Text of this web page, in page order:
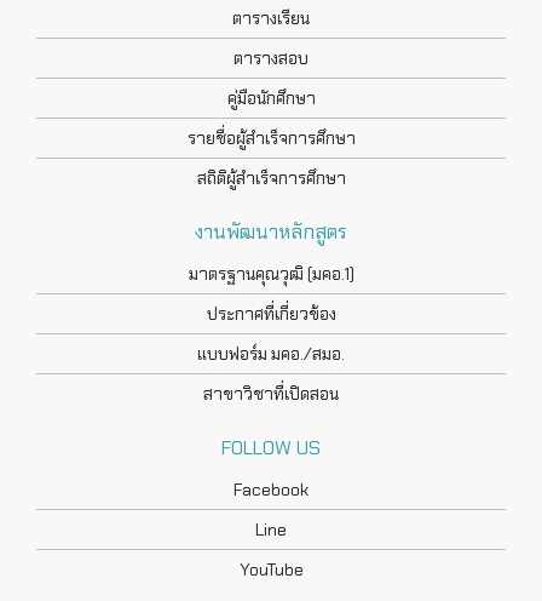
ตารางเรียน
ตารางสอบ
คู่มือนักศึกษา
รายชื่อผู้สำเร็จการศึกษา
สถิติผู้สำเร็จการศึกษา
งานพัฒนาหลักสูตร
มาตรฐานคุณวุฒิ (มคอ.1)
ประกาศที่เกี่ยวข้อง
แบบฟอร์ม มคอ./สมอ.
สาขาวิชาที่เปิดสอน
FOLLOW US
Facebook
Line
YouTube